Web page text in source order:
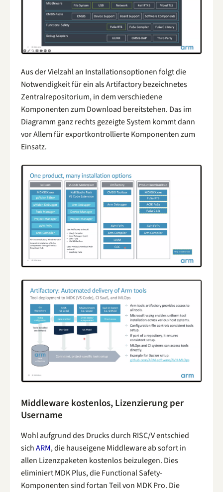
Aus der Vielzahl an Installationsoptionen folgt die
Notwendigkeit für ein als Artifactory bezeichnetes
Zentralrepositorium, in dem verschiedene
Komponenten zum Download bereitstehen. Das im
Diagramm ganz rechts gezeigte System kommt dann
vor Allem für exportkontrollierte Komponenten zum
Einsatz.
Middleware kostenlos, Lizenzierung per
Username
Wohl aufgrund des Drucks durch RISC/V entschied
sichARM, die hauseigene Middleware ab sofort in
allen Lizenzpaketen kostenlos beizulegen. Dies
eliminiert MDK Plus, die Functional Safety-
Komponenten sind fortan Teil von MDK Pro. Die